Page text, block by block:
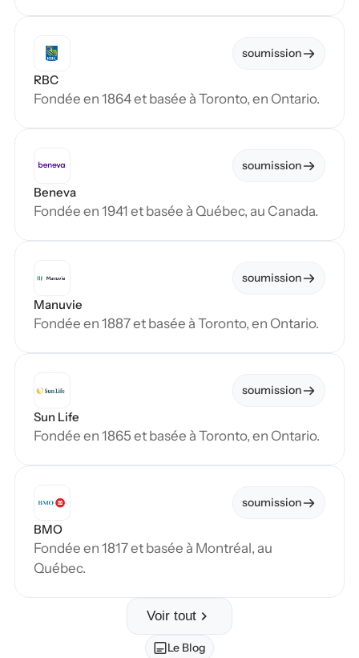
soumission
RBC
Fondée en 1864 et basée à Toronto, en Ontario.
soumission
Beneva
Fondée en 1941 et basée à Québec, au Canada.
soumission
Manuvie
Fondée en 1887 et basée à Toronto, en Ontario.
soumission
Sun Life
Fondée en 1865 et basée à Toronto, en Ontario.
soumission
BMO
Fondée en 1817 et basée à Montréal, au
Québec.
Voir tout
Le Blog